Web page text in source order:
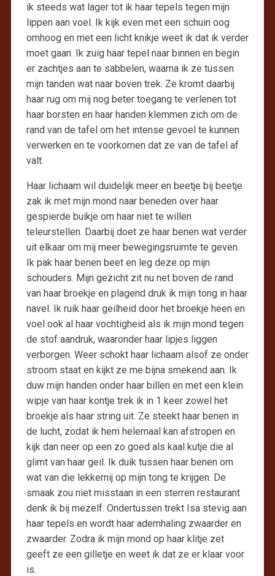
ik steeds wat lager tot ik haar tepels tegen mijn
lippen aan voel. Ik kijk even met een schuin oog
omhoog en met een licht knikje weet ik dat ik verder
moet gaan. Ik zuig haar tepel naar binnen en begin
er zachtjes aan te sabbelen, waarna ik ze tussen
mijn tanden wat naar boven trek. Ze kromt daarbij
haar rug om mij nog beter toegang te verlenen tot
haar borsten en haar handen klemmen zich om de
rand van de tafel om het intense gevoel te kunnen
verwerken en te voorkomen dat ze van de tafel af
valt.
Haar lichaam wil duidelijk meer en beetje bij beetje
zak ik met mijn mond naar beneden over haar
gespierde buikje om haar niet te willen
teleurstellen. Daarbij doet ze haar benen wat verder
uit elkaar om mij meer bewegingsruimte te geven.
Ik pak haar benen beet en leg deze op mijn
schouders. Mijn gezicht zit nu net boven de rand
van haar broekje en plagend druk ik mijn tong in haar
navel. Ik ruik haar geilheid door het broekje heen en
voel ook al haar vochtigheid als ik mijn mond tegen
de stof aandruk, waaronder haar lipjes liggen
verborgen. Weer schokt haar lichaam alsof ze onder
stroom staat en kijkt ze me bijna smekend aan. Ik
duw mijn handen onder haar billen en met een klein
wipje van haar kontje trek ik in 1 keer zowel het
broekje als haar string uit. Ze steekt haar benen in
de lucht, zodat ik hem helemaal kan afstropen en
kijk dan neer op een zo goed als kaal kutje die al
glimt van haar geil. Ik duik tussen haar benen om
wat van die lekkernij op mijn tong te krijgen. De
smaak zou niet misstaan in een sterren restaurant
denk ik bij mezelf. Ondertussen trekt Isa stevig aan
haar tepels en wordt haar ademhaling zwaarder en
zwaarder. Zodra ik mijn mond op haar klitje zet
geeft ze een gilletje en weet ik dat ze er klaar voor
is.